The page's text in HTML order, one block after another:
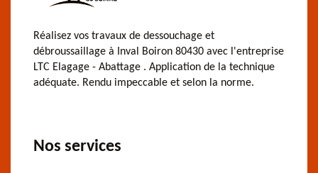
Réalisez vos travaux de dessouchage et
débroussaillage à Inval Boiron 80430 avec l'entreprise
LTC Elagage - Abattage . Application de la technique
adéquate. Rendu impeccable et selon la norme.
Nos services